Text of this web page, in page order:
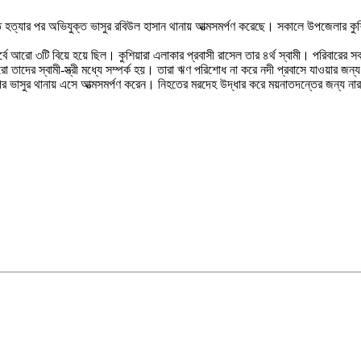
হত্যার পর অভিযুক্ত ভাসুর রবিউল হাসান থানায় আত্মসমর্পণ করেছে। সকালে উপজেলার
আরো ৩টি বিয়ে হয়ে ছিল। কুশিয়ারা এলাকার প্রবাসী রাসেল তার ৪র্থ স্বামী।
স্বামী-স্ত্রী মধ্যে সম্পর্ক হয়। তারা ঋণ পরিশোধ না করে নদী প্রবাসে যাওয়ার
থানায় এসে আত্মসমর্পণ করেন। নিহতের মরদেহ উদ্ধার করে ময়নাতদন্তের জন্য